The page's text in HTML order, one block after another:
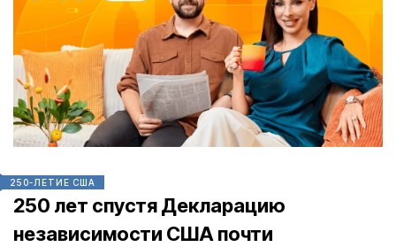
250-ЛЕТИЕ США
250 лет спустя Декларацию
независимости США почти